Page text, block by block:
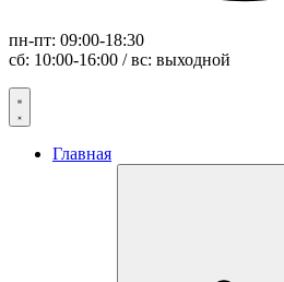
пн-пт: 09:00-18:30
сб: 10:00-16:00 / вс: выходной
Главная